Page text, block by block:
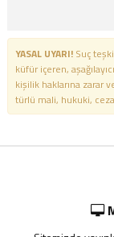
YASAL UYARI!Suç
küfür içeren,
kişilik haklarına zarar
türlü mali, hukuki,